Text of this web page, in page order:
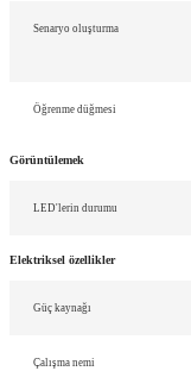
Senaryo oluşturma
Öğrenme düğmesi
Görüntülemek
LED'lerin durumu
Elektriksel özellikler
Güç kaynağı
Çalışma nemi